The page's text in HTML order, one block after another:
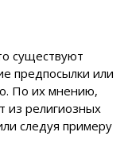
существуют
предпосылки или
По их мнению,
из религиозных
следуя примеру